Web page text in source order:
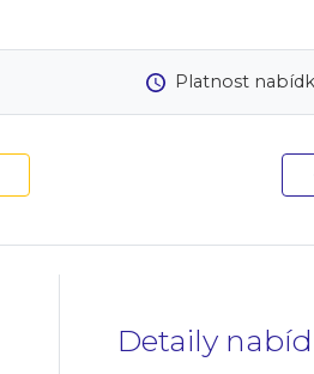
Platnost
Detaily